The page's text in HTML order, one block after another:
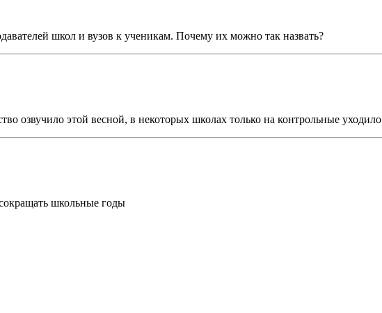
школ и вузов к ученикам. Почему их можно так назвать?
озвучило этой весной, в некоторых школах только на контрольные
школьные годы